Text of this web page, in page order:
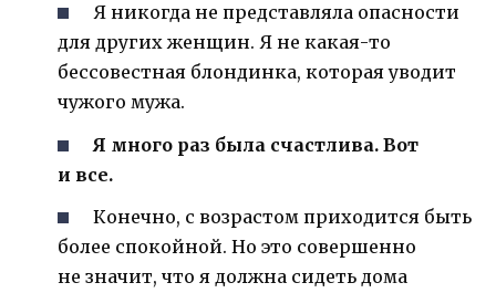
Я никогда не представляла опасности
для других женщин. Я не какая-то
бессовестная блондинка, которая уводит
чужого мужа.
Я много раз была счастлива. Вот
и все.
Конечно, с возрастом приходится быть
более спокойной. Но это совершенно
не значит, что я должна сидеть дома